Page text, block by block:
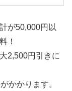
が50,000円以
！
2,500円引きに
かかります。